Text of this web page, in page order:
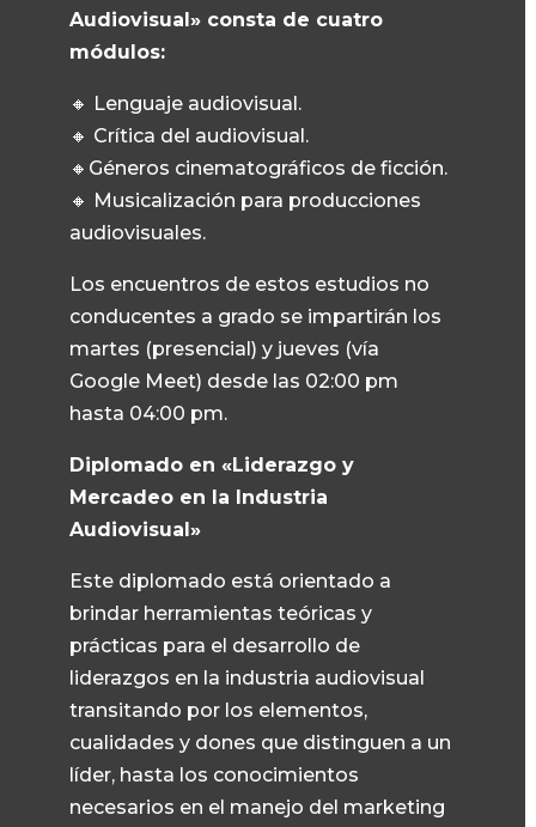
Audiovisual» consta de cuatro
módulos:
🔸 Lenguaje audiovisual.
🔸 Crítica del audiovisual.
🔸Géneros cinematográficos de ficción.
🔸 Musicalización para producciones
audiovisuales.
Los encuentros de estos estudios no
conducentes a grado se impartirán los
martes (presencial) y jueves (vía
Google Meet) desde las 02:00 pm
hasta 04:00 pm.
Diplomado en «Liderazgo y
Mercadeo en la Industria
Audiovisual»
Este diplomado está orientado a
brindar herramientas teóricas y
prácticas para el desarrollo de
liderazgos en la industria audiovisual
transitando por los elementos,
cualidades y dones que distinguen a un
líder, hasta los conocimientos
necesarios en el manejo del marketing